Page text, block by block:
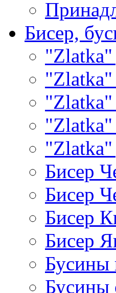
Бисер,
"Zlatka"
"Zlatka"
"Zlatka"
"Zlatka"
Бисер
Бисер
Бисер
Бисер
Бусины
Бусины